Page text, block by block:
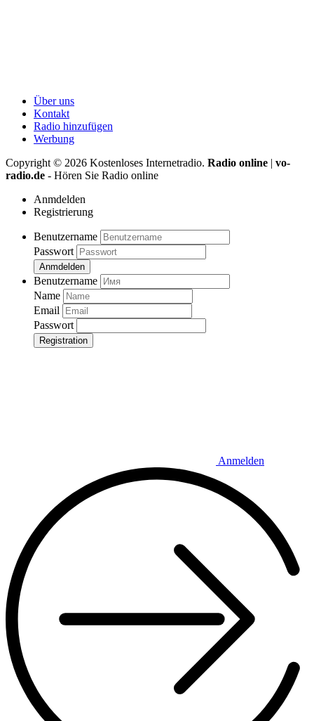
Über uns
Kontakt
Radio hinzufügen
Werbung
Copyright © 2026 Kostenloses Internetradio. Radio online | vo-
radio.de - Hören Sie Radio online
Anmdelden
Registrierung
Benutzername
Passwort
Anmdelden
Benutzername
Name
Email
Passwort
Registration
Anmelden